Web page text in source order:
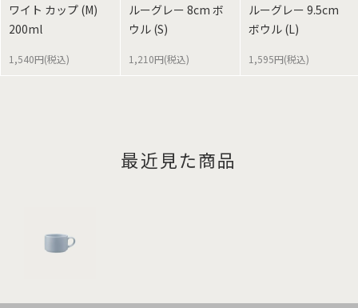
ワイト カップ (M)
200ml
1,540円(税込)
ルーグレー 8cm ボ
ウル (S)
1,210円(税込)
ルーグレー 9.5cm
ボウル (L)
1,595円(税込)
最近見た商品